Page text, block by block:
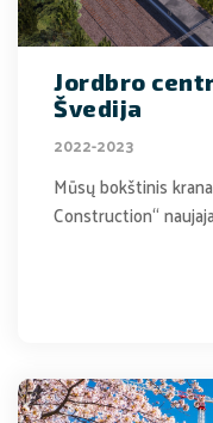
Jordbro
Švedija
2022-2023
Mūsų bokštinis
Construction“